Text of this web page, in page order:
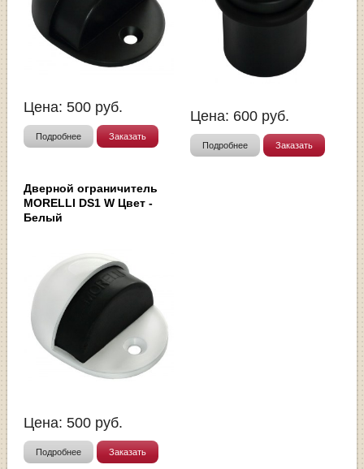
Цена:500 руб.
Подробнее Заказать
Цена: 600 руб.
Подробнее Заказать
Дверной ограничитель
MORELLI DS1 W Цвет -
Белый
Цена:500 руб.
Подробнее Заказать